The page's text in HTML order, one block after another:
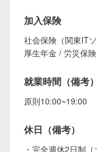
加入保険
社会保険（関東IT
厚生年金 / 労災保険
就業時間（備考）
原則10:00~19:00
休日（備考）
・完全週休2日制（